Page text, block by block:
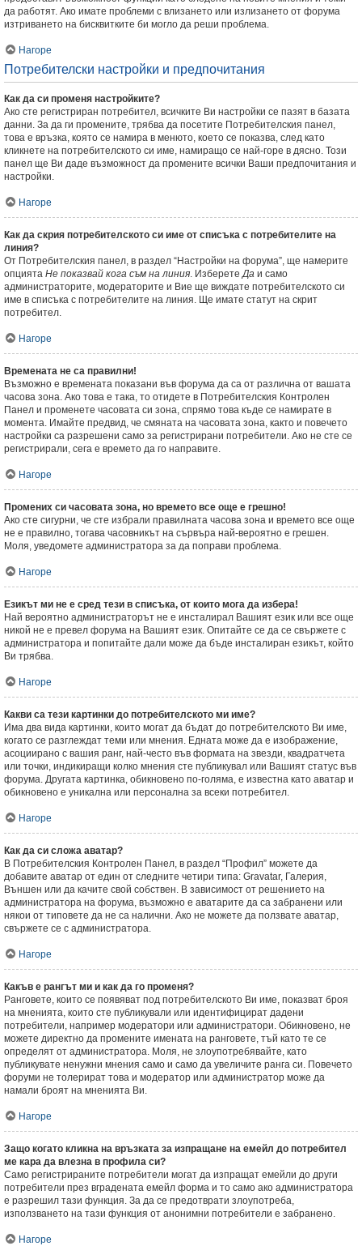
да работят. Ако имате проблеми с влизането или излизането от форума
изтриването на бисквитките би могло да реши проблема.
Нагоре
Потребителски настройки и предпочитания
Как да си променя настройките?
Ако сте регистриран потребител, всичките Ви настройки се пазят в базата
данни. За да ги промените, трябва да посетите Потребителския панел,
това е връзка, която се намира в менюто, което се показва, след като
кликнете на потребителското си име, намиращо се най-горе в дясно. Този
панел ще Ви даде възможност да промените всички Ваши предпочитания и
настройки.
Нагоре
Как да скрия потребителското си име от списъка с потребителите на
линия?
От Потребителския панел, в раздел “Настройки на форума”, ще намерите
опцията Не показвай кога съм на линия. ИзберетеДа и само
администраторите, модераторите и Вие ще виждате потребителското си
име в списъка с потребителите на линия. Ще имате статут на скрит
потребител.
Нагоре
Времената не са правилни!
Възможно е времената показани във форума да са от различна от вашата
часова зона. Ако това е така, то отидете в Потребителския Контролен
Панел и променете часовата си зона, спрямо това къде се намирате в
момента. Имайте предвид, че смяната на часовата зона, както и повечето
настройки са разрешени само за регистрирани потребители. Ако не сте се
регистрирали, сега е времето да го направите.
Нагоре
Промених си часовата зона, но времето все още е грешно!
Ако сте сигурни, че сте избрали правилната часова зона и времето все още
не е правилно, тогава часовникът на сървъра най-вероятно е грешен.
Моля, уведомете администратора за да поправи проблема.
Нагоре
Езикът ми не е сред тези в списъка, от които мога да избера!
Най вероятно администраторът не е инсталирал Вашият език или все още
никой не е превел форума на Вашият език. Опитайте се да се свържете с
администратора и попитайте дали може да бъде инсталиран езикът, който
Ви трябва.
Нагоре
Какви са тези картинки до потребителското ми име?
Има два вида картинки, които могат да бъдат до потребителското Ви име,
когато се разглеждат теми или мнения. Едната може да е изображение,
асоциирано с вашия ранг, най-често във формата на звезди, квадратчета
или точки, индикиращи колко мнения сте публикувал или Вашият статус във
форума. Другата картинка, обикновено по-голяма, е известна като аватар и
обикновено е уникална или персонална за всеки потребител.
Нагоре
Как да си сложа аватар?
В Потребителския Контролен Панел, в раздел “Профил” можете да
добавите аватар от един от следните четири типа: Gravatar, Галерия,
Външен или да качите свой собствен. В зависимост от решението на
администратора на форума, възможно е аватарите да са забранени или
някои от типовете да не са налични. Ако не можете да ползвате аватар,
свържете се с администратора.
Нагоре
Какъв е рангът ми и как да го променя?
Ранговете, които се появяват под потребителското Ви име, показват броя
на мненията, които сте публикували или идентифицират дадени
потребители, например модератори или администратори. Обикновено, не
можете директно да промените имената на ранговете, тъй като те се
определят от администратора. Моля, не злоупотребявайте, като
публикувате ненужни мнения само и само да увеличите ранга си. Повечето
форуми не толерират това и модератор или администратор може да
намали броят на мненията Ви.
Нагоре
Защо когато кликна на връзката за изпращане на емейл до потребител
ме кара да влезна в профила си?
Само регистрираните потребители могат да изпращат емейли до други
потребители през вградената емейл форма и то само ако администратора
е разрешил тази функция. За да се предотврати злоупотреба,
използването на тази функция от анонимни потребители е забранено.
Нагоре